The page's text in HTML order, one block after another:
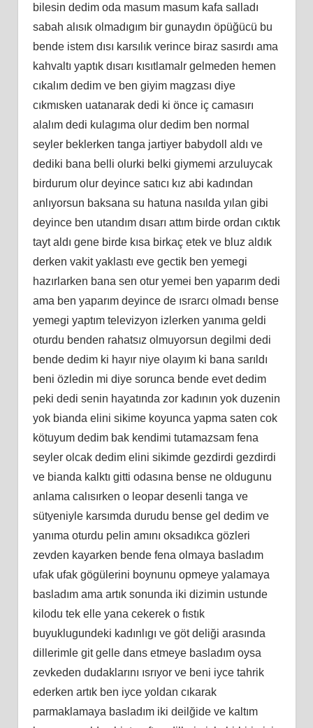
bilesin dedim oda masum masum kafa salladı
sabah alısık olmadıgım bir gunaydın öpüğücü bu
bende istem dısı karsılık verince biraz sasırdı ama
kahvaltı yaptık dısarı kısıtlamalr gelmeden hemen
cıkalım dedim ve ben giyim magzası diye
cıkmısken uatanarak dedi ki önce iç camasırı
alalım dedi kulagıma olur dedim ben normal
seyler beklerken tanga jartiyer babydoll aldı ve
dediki bana belli olurki belki giymemi arzuluycak
birdurum olur deyince satıcı kız abi kadından
anlıyorsun baksana su hatuna nasılda yılan gibi
deyince ben utandım dısarı attım birde ordan cıktık
tayt aldı gene birde kısa birkaç etek ve bluz aldık
derken vakit yaklastı eve gectik ben yemegi
hazırlarken bana sen otur yemei ben yaparım dedi
ama ben yaparım deyince de ısrarcı olmadı bense
yemegi yaptım televizyon izlerken yanıma geldi
oturdu benden rahatsız olmuyorsun degilmi dedi
bende dedim ki hayır niye olayım ki bana sarıldı
beni özledin mi diye sorunca bende evet dedim
peki dedi senin hayatında zor kadının yok duzenin
yok bianda elini sikime koyunca yapma saten cok
kötuyum dedim bak kendimi tutamazsam fena
seyler olcak dedim elini sikimde gezdirdi gezdirdi
ve bianda kalktı gitti odasına bense ne oldugunu
anlama calısırken o leopar desenli tanga ve
sütyeniyle karsımda durudu bense gel dedim ve
yanıma oturdu pelin amını oksadıkca gözleri
zevden kayarken bende fena olmaya basladım
ufak ufak gögülerini boynunu opmeye yalamaya
basladım ama artık sonunda iki dizimin ustunde
kilodu tek elle yana cekerek o fıstık
buyuklugundeki kadınlıgı ve göt deliği arasında
dillerimle git gelle dans etmeye basladım oysa
zevkeden dudaklarını ısrıyor ve beni iyce tahrik
ederken artık ben iyce yoldan cıkarak
parmaklamaya basladım iki deilğide ve kaltım